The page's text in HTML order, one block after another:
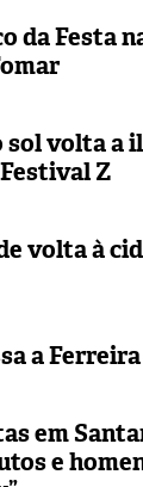
da Festa
sol volta a
Z
volta à
a
em
e